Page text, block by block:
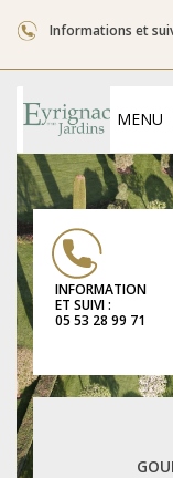
Informations et
MENU
INFORMATION
ET SUIVI :
05 53 28 99 71